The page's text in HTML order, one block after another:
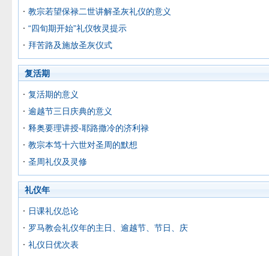
教宗若望保禄二世讲解圣灰礼仪的意义
“四旬期开始”礼仪牧灵提示
拜苦路及施放圣灰仪式
复活期
复活期的意义
逾越节三日庆典的意义
释奥要理讲授-耶路撒冷的济利禄
教宗本笃十六世对圣周的默想
圣周礼仪及灵修
礼仪年
日课礼仪总论
罗马教会礼仪年的主日、逾越节、节日、庆
礼仪日优次表